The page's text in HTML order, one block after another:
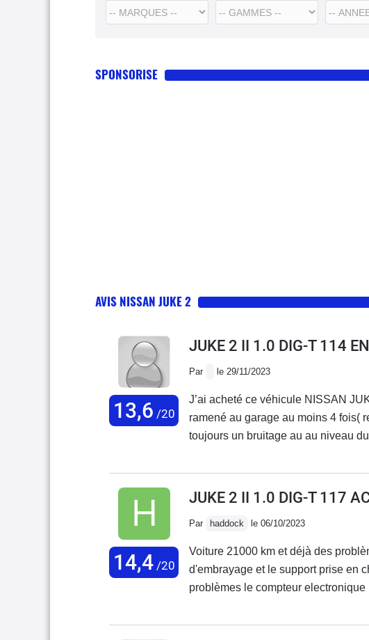
SPONSORISE
AVIS NISSAN JUKE 2
13,6 /20
JUKE 2 II 1.0 DIG-T 114
Par le 29/11/2023
J’ai acheté ce véhicule NISSAN JUKE ÉNIGMA en février 2021. Je l’ai déjà
ramené au garage au moins 4 fois(
toujours un bruitage au au niveau
14,4/20
JUKE 2 II 1.0 DIG-T 117
Par haddock le 06/10/2023
Voiture 21000 km et déjà des problèmes ,remplacement de la pédale
d'embrayage et le support prise en charge a 50% de Nissan ,deuxième
problèmes le compteur electronique ne fonctionne plus et le lendemain le stop
manque de souplesse.